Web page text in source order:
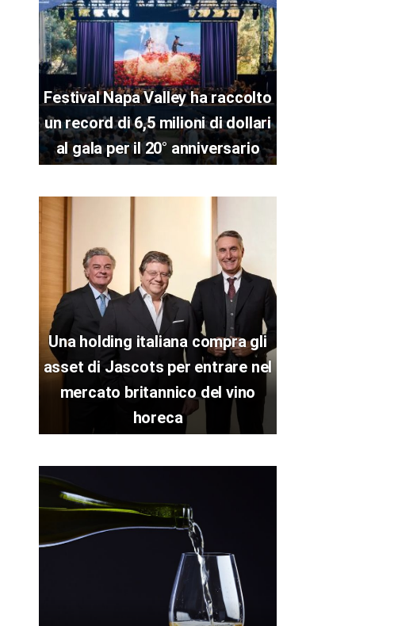
Festival Napa Valley ha raccolto
un record di 6,5 milioni di dollari
al gala per il 20° anniversario
Una holding italiana compra gli
asset di Jascots per entrare nel
mercato britannico del vino
horeca